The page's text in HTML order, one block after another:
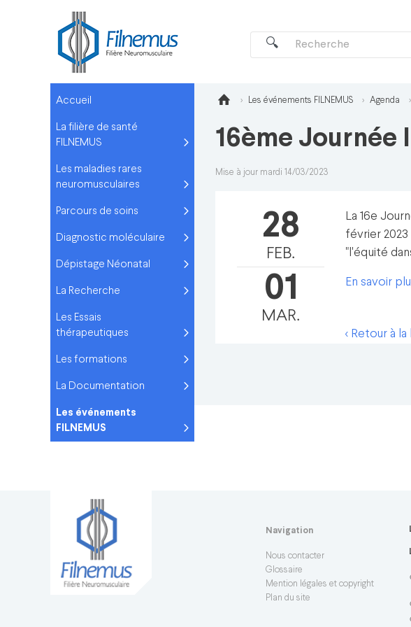
Accueil
La filière de santé
FILNEMUS
Les maladies rares
neuromusculaires
Parcours de soins
Diagnostic moléculaire
Dépistage Néonatal
La Recherche
Les Essais
thérapeutiques
Les formations
La Documentation
Les événements
FILNEMUS
Les événements FILNEMUS Agenda
16ème
Mise à jour mardi 14/03/2023
28
FEB.
01
MAR.
La 16e
février
"l'équité
En savoir
< Retour à la
Navigation
Nous contacter
Glossaire
Mention légales et copyright
Plan du site